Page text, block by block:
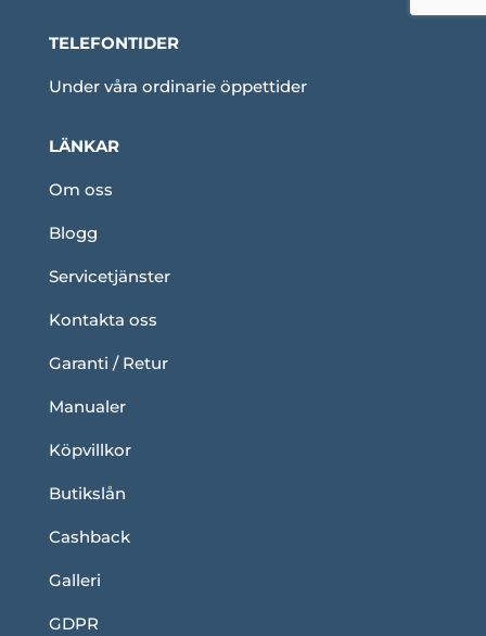
TELEFONTIDER
Under våra ordinarie öppettider
LÄNKAR
Om oss
Blogg
Servicetjänster
Kontakta oss
Garanti / Retur
Manualer
Köpvillkor
Butikslån
Cashback
Galleri
GDPR